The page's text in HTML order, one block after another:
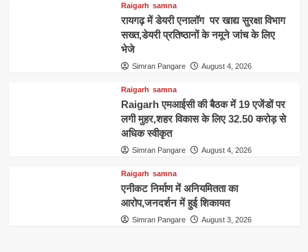
Raigarh samna
रायगढ़ में डेयरी एनालॉग पर खाद्य सुरक्षा विभाग
सख्त,डेयरी प्रतिष्ठानों के नमूने जांच के लिए
भेजे
Simran Pangare August 4, 2026
Raigarh samna
Raigarh एमआईसी की बैठक में 19 एजेंडों पर
लगी मुहर,शहर विकास के लिए 32.50 करोड़ से
अधिक स्वीकृत
Simran Pangare August 4, 2026
Raigarh samna
एनीकट निर्माण में अनियमितता का
आरोप,जनदर्शन में हुई शिकायत
Simran Pangare August 3, 2026